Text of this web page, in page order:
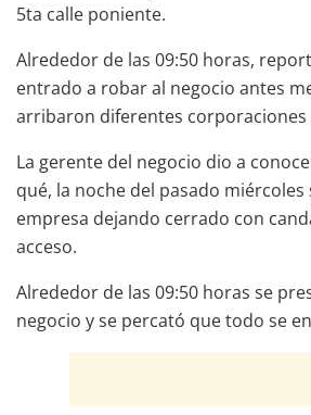
5ta calle poniente.
Alrededor de las 09:50 horas,
entrado a robar al negocio antes
arribaron diferentes corporaciones
La gerente del negocio dio a
qué, la noche del pasado
empresa dejando cerrado con
acceso.
Alrededor de las 09:50 horas se
negocio y se percató que todo se